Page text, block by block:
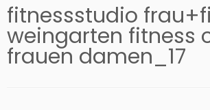
fitnessstudio
weingarten fitness
frauen damen_17